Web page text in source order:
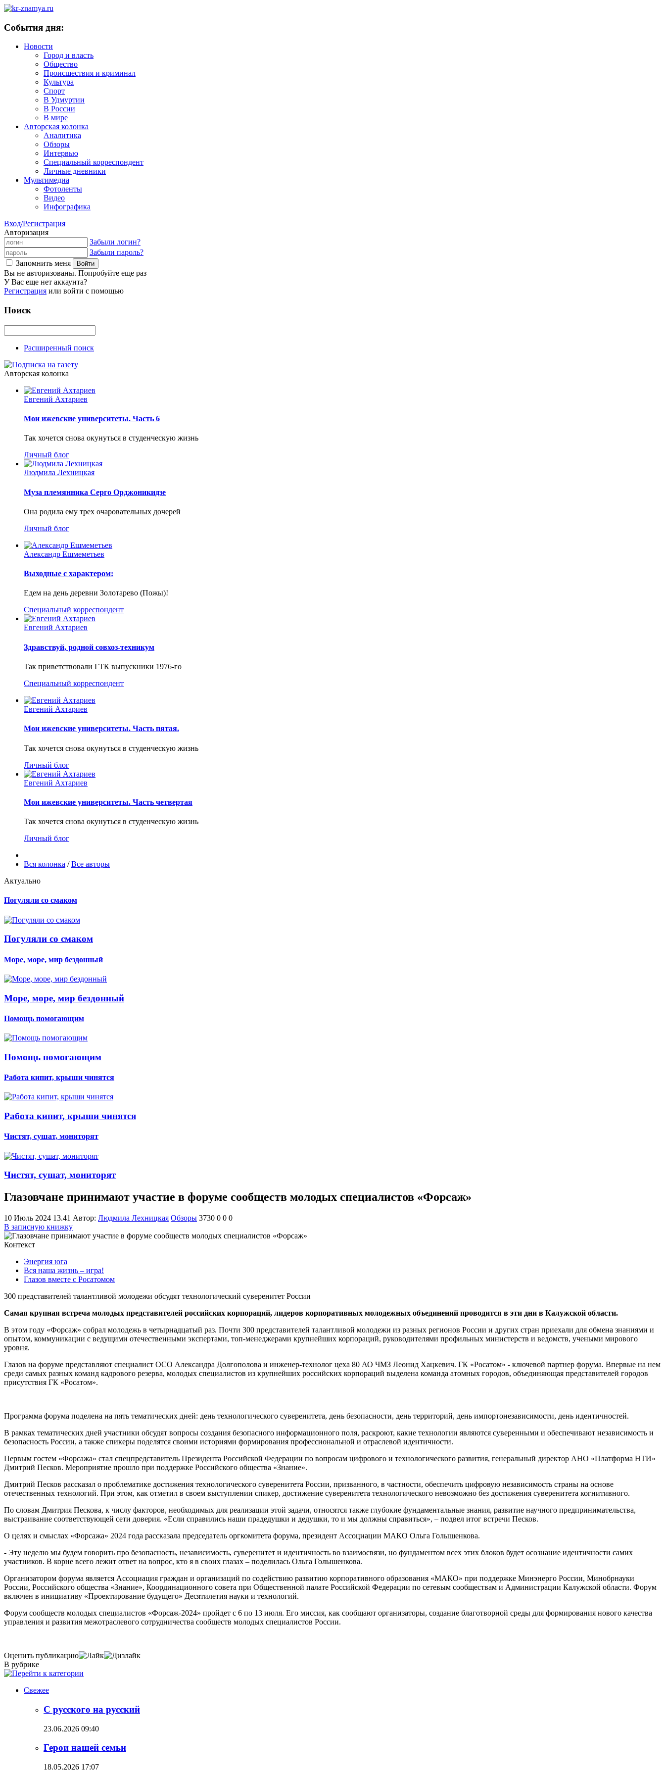
События дня:
Новости
Город и власть
Общество
Происшествия и криминал
Культура
Спорт
В Удмуртии
В России
В мире
Авторская колонка
Аналитика
Обзоры
Интервью
Специальный корреспондент
Личные дневники
Мультимедиа
Фотоленты
Видео
Инфографика
Вход/Регистрация
Авторизация
Забыли логин?
Забыли пароль?
Запомнить меня
Вы не авторизованы. Попробуйте еще раз
У Вас еще нет аккаунта?
Регистрация или войти с помощью
Поиск
Расширенный поиск
Авторская колонка
Евгений Ахтариев
Мои ижевские университеты. Часть 6
Так хочется снова окунуться в студенческую жизнь
Личный блог
Людмила Лехницкая
Муза племянника Серго Орджоникидзе
Она родила ему трех очаровательных дочерей
Личный блог
Александр Ешмеметьев
Выходные с характером:
Едем на день деревни Золотарево (Пожы)!
Специальный корреспондент
Евгений Ахтариев
Здравствуй, родной совхоз-техникум
Так приветствовали ГТК выпускники 1976-го
Специальный корреспондент
Евгений Ахтариев
Мои ижевские университеты. Часть пятая.
Так хочется снова окунуться в студенческую жизнь
Личный блог
Евгений Ахтариев
Мои ижевские университеты. Часть четвертая
Так хочется снова окунуться в студенческую жизнь
Личный блог
Вся колонка /Все авторы
Актуально
Погуляли со смаком
Погуляли со смаком
Море, море, мир бездонный
Море, море, мир бездонный
Помощь помогающим
Помощь помогающим
Работа кипит, крыши чинятся
Работа кипит, крыши чинятся
Чистят, сушат, мониторят
Чистят, сушат, мониторят
Глазовчане принимают участие в форуме сообществ молодых специалистов «Форсаж»
10 Июль 2024 13.41 Автор: Людмила Лехницкая Обзоры 3730 0 0 0
В записную книжку
Контекст
Энергия юга
Вся наша жизнь – игра!
Глазов вместе с Росатомом
300 представителей талантливой молодежи обсудят технологический суверенитет России
Самая крупная встреча молодых представителей российских корпораций, лидеров корпоративных молодежных объединений проводится в эти дни в Калужской области.
В этом году «Форсаж» собрал молодежь в четырнадцатый раз. Почти 300 представителей талантливой молодежи из разных регионов России и других стран приехали для обмена знаниями и
опытом, коммуникации с ведущими отечественными экспертами, топ-менеджерами крупнейших корпораций, руководителями профильных министерств и ведомств, учеными мирового
уровня.
Глазов на форуме представляют специалист ОСО Александра Долгополова и инженер-технолог цеха 80 АО ЧМЗ Леонид Хацкевич. ГК «Росатом» - ключевой партнер форума. Впервые на нем
среди самых разных команд кадрового резерва, молодых специалистов из крупнейших российских корпораций выделена команда атомных городов, объединяющая представителей городов
присутствия ГК «Росатом».
Программа форума поделена на пять тематических дней: день технологического суверенитета, день безопасности, день территорий, день импортонезависимости, день идентичностей.
В рамках тематических дней участники обсудят вопросы создания безопасного информационного поля, раскроют, какие технологии являются суверенными и обеспечивают независимость и
безопасность России, а также спикеры поделятся своими историями формирования профессиональной и отраслевой идентичности.
Первым гостем «Форсажа» стал спецпредставитель Президента Российской Федерации по вопросам цифрового и технологического развития, генеральный директор АНО «Платформа НТИ»
Дмитрий Песков. Мероприятие прошло при поддержке Российского общества «Знание».
Дмитрий Песков рассказал о проблематике достижения технологического суверенитета России, призванного, в частности, обеспечить цифровую независимость страны на основе
отечественных технологий. При этом, как отметил в своем выступлении спикер, достижение суверенитета технологического невозможно без достижения суверенитета когнитивного.
По словам Дмитрия Пескова, к числу факторов, необходимых для реализации этой задачи, относятся также глубокие фундаментальные знания, развитие научного предпринимательства,
выстраивание соответствующей сети доверия. «Если справились наши прадедушки и дедушки, то и мы должны справиться», – подвел итог встречи Песков.
О целях и смыслах «Форсажа» 2024 года рассказала председатель оргкомитета форума, президент Ассоциации МАКО Ольга Голышенкова.
- Эту неделю мы будем говорить про безопасность, независимость, суверенитет и идентичность во взаимосвязи, но фундаментом всех этих блоков будет осознание идентичности самих
участников. В корне всего лежит ответ на вопрос, кто я в своих глазах – поделилась Ольга Голышенкова.
Организатором форума является Ассоциация граждан и организаций по содействию развитию корпоративного образования «МАКО» при поддержке Минэнерго России, Минобрнауки
России, Российского общества «Знание», Координационного совета при Общественной палате Российской Федерации по сетевым сообществам и Администрации Калужской области. Форум
включен в инициативу «Проектирование будущего» Десятилетия науки и технологий.
Форум сообществ молодых специалистов «Форсаж-2024» пройдет с 6 по 13 июля. Его миссия, как сообщают организаторы, создание благотворной среды для формирования нового качества
управления и развития межотраслевого сотрудничества сообществ молодых специалистов России.
Оценить публикацию
В рубрике
Свежее
С русского на русский
23.06.2026 09:40
Герои нашей семьи
18.05.2026 17:07